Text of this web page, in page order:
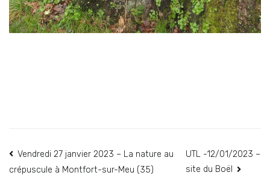
Navigation
Vendredi 27 janvier 2023 – La nature au
crépuscule à Montfort-sur-Meu (35)
UTL -12/01/2023 –
site du Boël